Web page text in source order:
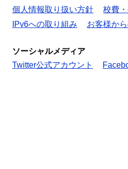
個人情報取り扱い方針
校費
IPv6への取り組み
お客様か
ソーシャルメディア
Twitter公式アカウント